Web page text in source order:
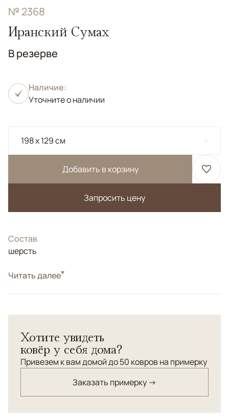
№ 2368
Иранский Сумах
В резерве
Наличие:
Уточните о наличии
198 x 129 см
Добавить в корзину
Запросить цену
Состав
шерсть
СтильКилимы и сумахи
технология ручного ковроткачества.</br> Высокая
Читать далее
Хотите увидеть
ковёр у себя дома?
Привезем к вам домой до 50 ковров на примерку
Заказать примерку →